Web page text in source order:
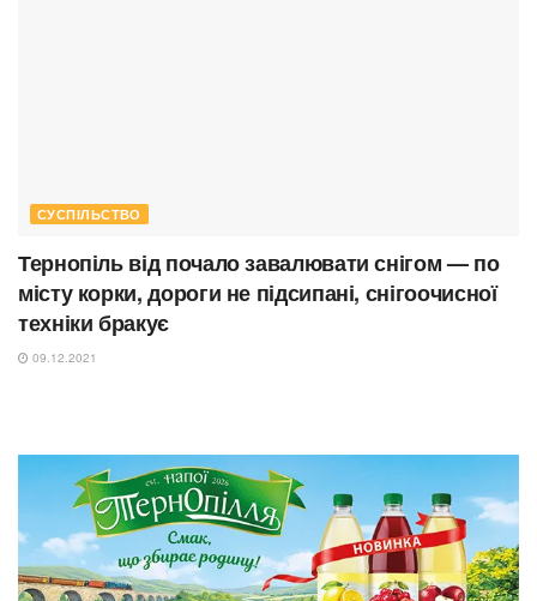
СУСПІЛЬСТВО
Тернопіль від почало завалювати снігом — по
місту корки, дороги не підсипані, снігоочисної
техніки бракує
09.12.2021